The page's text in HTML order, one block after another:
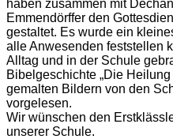
haben zusammen mit
Emmendörffer den
gestaltet. Es wurde ein
alle Anwesenden feststellen
Alltag und in der Schule
Bibelgeschichte „Die
gemalten Bildern von den
vorgelesen.
Wir wünschen den
unserer Schule.